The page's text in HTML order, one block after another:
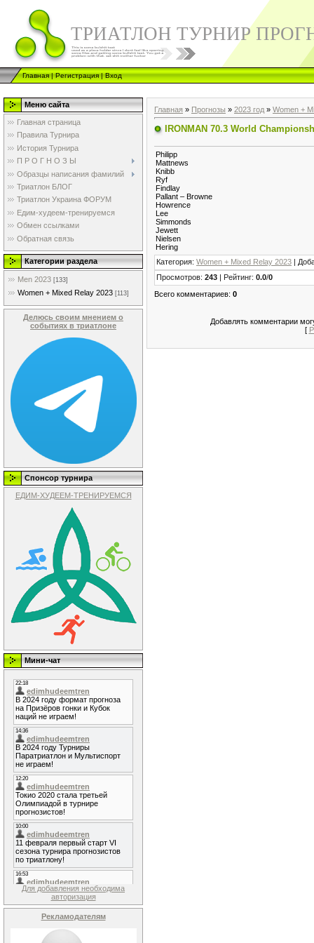
ТРИАТЛОН ТУРНИР
Главная|Регистрация|Вход
Меню сайта
Главная страница
Правила Турнира
История Турнира
П Р О Г Н О З Ы
Образцы написания фамилий
Триатлон БЛОГ
Триатлон Украина ФОРУМ
Едим-худеем-тренируемся
Обмен ссылками
Обратная связь
Категории раздела
Men 2023 [133]
Women + Mixed Relay 2023 [113]
Делюсь своим мнением о
событиях в триатлоне
Спонсор турнира
ЕДИМ-ХУДЕЕМ-ТРЕНИРУЕМСЯ
Мини-чат
Для добавления необходима
авторизация
Рекламодателям
Главная » Прогнозы » 2023 год » Women +
IRONMAN 70.3 World
Philipp
Mattnews
Knibb
Ryf
Findlay
Pallant – Browne
Howrence
Lee
Simmonds
Jewett
Nielsen
Hering
Категория: Women + Mixed Relay 2023 |
Просмотров: 243 | Рейтинг: 0.0/0
Всего комментариев: 0
Добавлять комментарии
[